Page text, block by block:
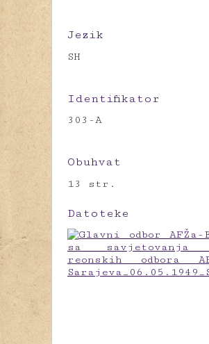
Jezik
SH
Identifikator
303-A
Obuhvat
13 str.
Datoteke